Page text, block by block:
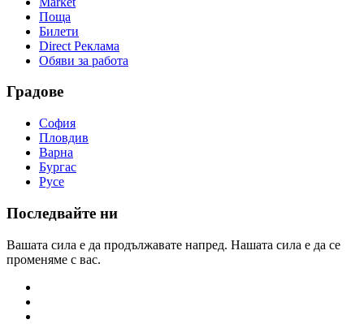
Поща
Билети
Direct Реклама
Обяви за работа
Градове
София
Пловдив
Варна
Бургас
Русе
Последвайте ни
Вашата сила е да продължавате напред. Нашата сила е да се
променяме с вас.